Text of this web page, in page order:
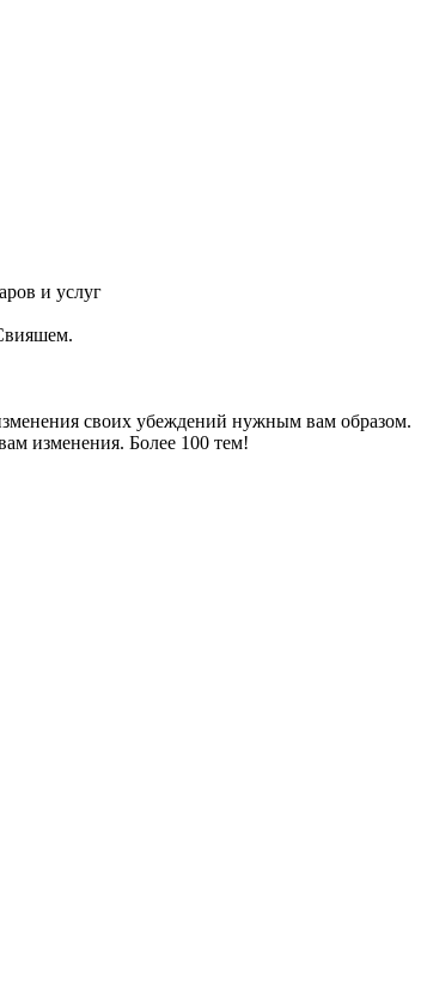
и услуг
своих убеждений нужным вам образом.
изменения. Более 100 тем!